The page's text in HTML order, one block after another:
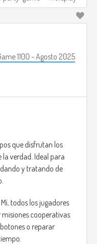
2025/05/duck-
served as a
playing this game
1100 - Agosto 2025
que disfrutan los
la verdad. Ideal para
y tratando de
todos los jugadores
cooperativas
o reparar